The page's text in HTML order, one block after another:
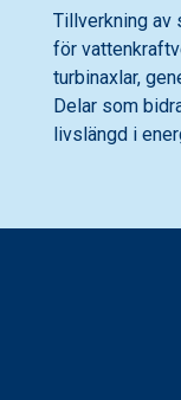
Tillverkning av
för
turbinaxlar,
Delar som
livslängd i